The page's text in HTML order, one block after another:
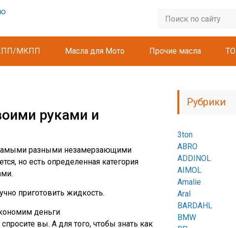
МКПП Масла для Мото Прочие масла ТО
руками и
разными незамерзающими
но есть определенная категория
приготовить жидкость.
вы. А для того, чтобы знать как
Рубрики
3ton
ABRO
ADDINOL
AIMOL
Amalie
Aral
BARDAHL
BMW